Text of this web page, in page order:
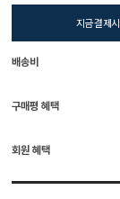
지금 결제시
배송비
구매평 혜택
회원 혜택